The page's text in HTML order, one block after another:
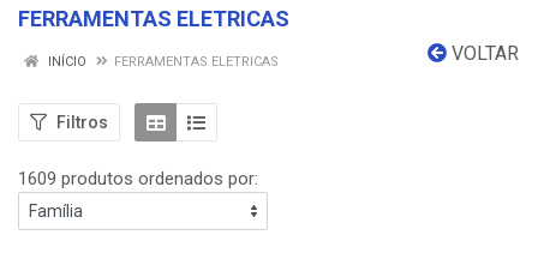
FERRAMENTAS ELETRICAS
VOLTAR
INÍCIO FERRAMENTAS ELETRICAS
Filtros
1609 produtos ordenados por: